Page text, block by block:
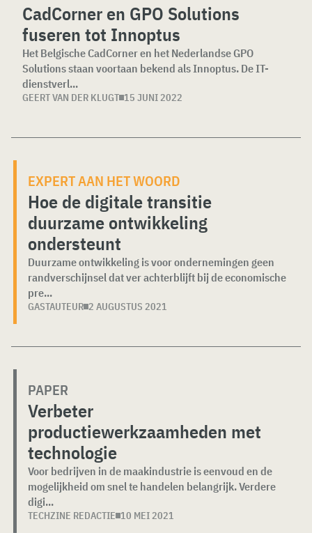
CadCorner en GPO Solutions
fuseren tot Innoptus
Het Belgische CadCorner en het Nederlandse GPO
Solutions staan voortaan bekend als Innoptus. De IT-
dienstverl...
GEERT VAN DER KLUGT 15 JUNI 2022
EXPERT AAN HET WOORD
Hoe de digitale transitie
duurzame ontwikkeling
ondersteunt
Duurzame ontwikkeling is voor ondernemingen geen
randverschijnsel dat ver achterblijft bij de economische
pre...
GASTAUTEUR 2 AUGUSTUS 2021
PAPER
Verbeter
productiewerkzaamheden met
technologie
Voor bedrijven in de maakindustrie is eenvoud en de
mogelijkheid om snel te handelen belangrijk. Verdere
digi...
TECHZINE REDACTIE 10 MEI 2021